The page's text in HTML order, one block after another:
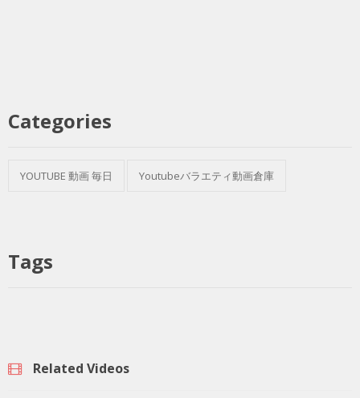
Categories
YOUTUBE 動画 毎日 Youtubeバラエティ動画倉庫
Tags
Related Videos